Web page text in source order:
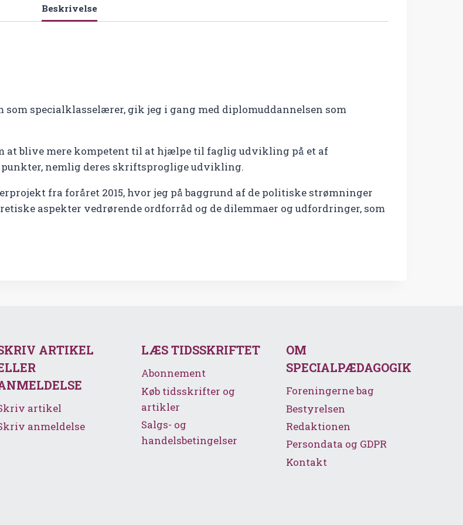
Beskrivelse
specialklasselærer, gik jeg i gang med diplomuddannelsen som
at blive mere kompetent til at hjælpe til faglig udvikling på et af
punkter, nemlig deres skriftsproglige udvikling.
fra foråret 2015, hvor jeg på baggrund af de politiske strømninger
aspekter vedrørende ordforråd og de dilemmaer og udfordringer, som
ARTIKEL
artikel
anmeldelse
LÆS TIDSSKRIFTET
Abonnement
Køb tidsskrifter og
artikler
Salgs- og
handelsbetingelser
OM
SPECIALPÆDAGOGIK
Foreningerne bag
Bestyrelsen
Redaktionen
Persondata og GDPR
Kontakt